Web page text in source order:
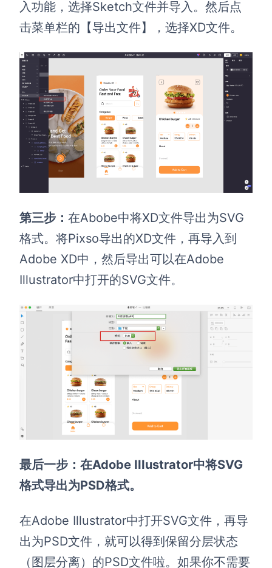
入功能，选择Sketch文件并导入。然后点
击菜单栏的【导出文件】，选择XD文件。
第三步： 在Abobe中将XD文件导出为SVG
格式。将Pixso导出的XD文件，再导入到
Adobe XD中，然后导出可以在Adobe
Illustrator中打开的SVG文件。
最后一步：在Adobe IIIustrator中将SVG
格式导出为PSD格式。
在Adobe Illustrator中打开SVG文件，再导
出为PSD文件，就可以得到保留分层状态
（图层分离）的PSD文件啦。如果你不需要